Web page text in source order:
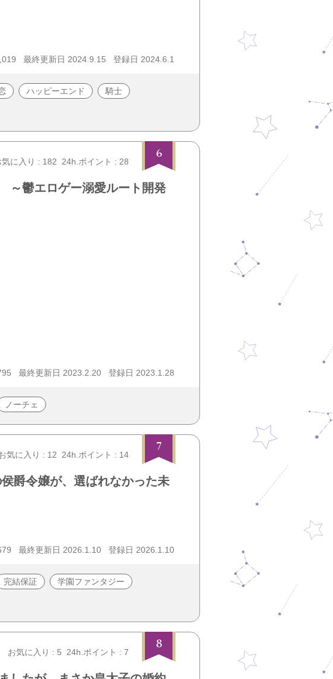
最終更新日 2024.9.15 登録日 2024.6.1
ハッピーエンド 騎士
6
気に入り : 182 24h.ポイント : 28
～鬱エロゲー溺愛ルート開発
最終更新日 2023.2.20 登録日 2023.1.28
ノーチェ
7
気に入り : 12 24h.ポイント : 14
爵令嬢が、選ばれなかった未
最終更新日 2026.1.10 登録日 2026.1.10
完結保証 学園ファンタジー
8
お気に入り : 5 24h.ポイント : 7